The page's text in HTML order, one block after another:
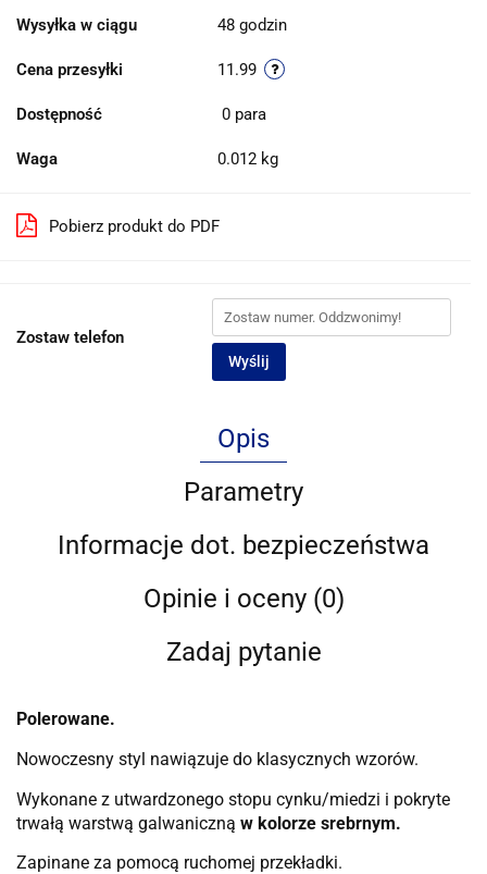
Wysyłka w ciągu 48 godzin
Cena przesyłki 11.99
Dostępność 0 para
Waga 0.012 kg
Pobierz produkt do PDF
Zostaw telefon
Wyślij
Opis
Parametry
Informacje dot. bezpieczeństwa
Opinie i oceny (0)
Zadaj pytanie
Polerowane.
Nowoczesny styl nawiązuje do klasycznych wzorów.
Wykonane z utwardzonego stopu cynku/miedzi i pokryte
trwałą warstwą galwaniczną w kolorze srebrnym.
Zapinane za pomocą ruchomej przekładki.